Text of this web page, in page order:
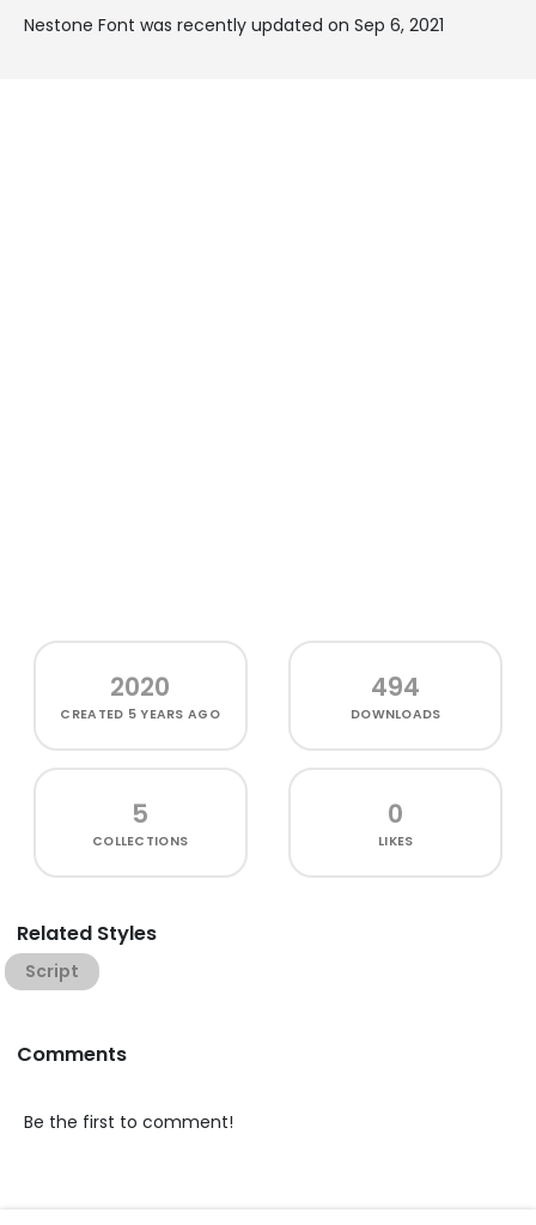
Nestone Font was recently updated on Sep 6, 2021
2020
CREATED 5 YEARS AGO
494
DOWNLOADS
5
COLLECTIONS
0
LIKES
Related Styles
Script
Comments
Be the first to comment!